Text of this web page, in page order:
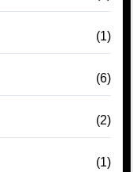
(1)
(6)
(2)
(1)